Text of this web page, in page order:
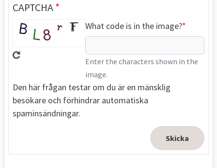
CAPTCHA
What code is in the image?
Enter the characters shown in the
image.
Den här frågan testar om du är en mänsklig
besökare och förhindrar automatiska
spaminsändningar.